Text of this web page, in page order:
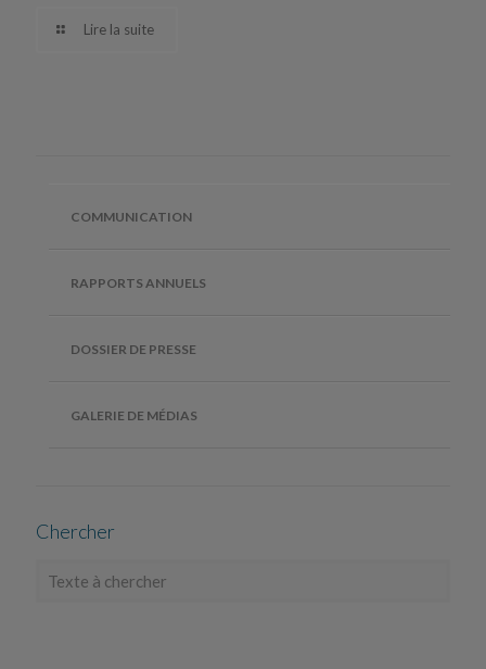
Lire la suite
COMMUNICATION
RAPPORTS ANNUELS
DOSSIER DE PRESSE
GALERIE DE MÉDIAS
Chercher